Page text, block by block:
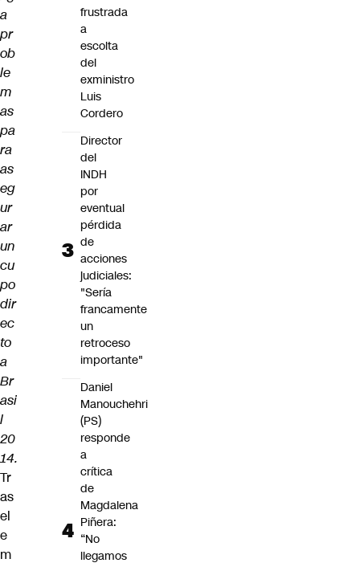
a
pr
ob
le
m
as
pa
ra
as
eg
ur
ar
un
cu
po
dir
ec
to
a
Br
asi
l
20
14.
Tr
as
el
e
m
frustrada
a
escolta
del
exministro
Luis
Cordero
Director
del
INDH
por
eventual
pérdida
de
acciones
judiciales:
"Sería
francamente
un
retroceso
importante"
Daniel
Manouchehri
(PS)
responde
a
crítica
de
Magdalena
Piñera:
“No
llegamos